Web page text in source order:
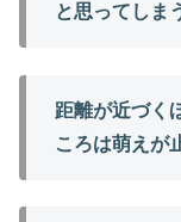
と思ってしま
距離が近づく
ころは萌えが